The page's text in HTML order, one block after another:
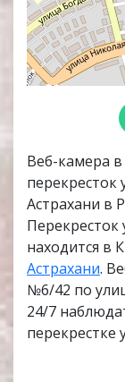
Веб-камера
Астрахани в
находится в
Астрахани.
№6/42 по
24/7
перекрестке